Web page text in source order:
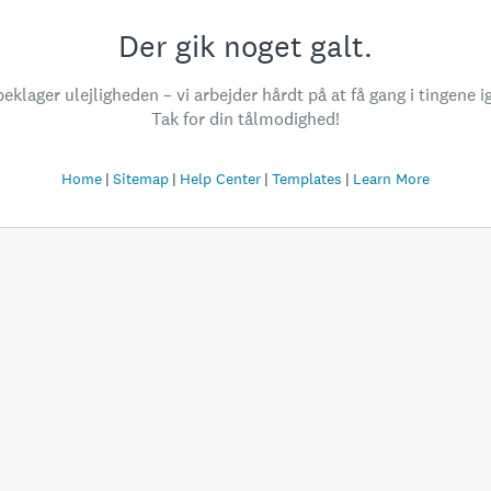
Der gik noget galt.
ulejligheden – vi arbejder hårdt på at få gang i tingene
Tak for din tålmodighed!
Home Sitemap Help Center Templates Learn More